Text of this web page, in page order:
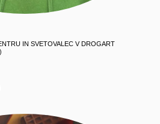
IN SVETOVALEC V DROGART